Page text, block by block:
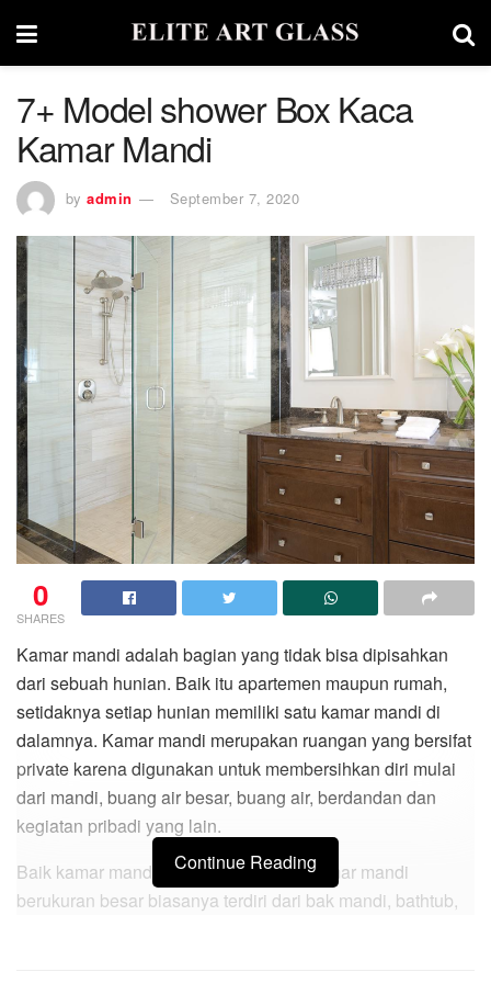
7+ Model shower Box Kaca
Kamar Mandi
by admin September 7, 2020
0
SHARES
Kamar mandi adalah bagian yang tidak bisa dipisahkan
dari sebuah hunian. Baik itu apartemen maupun rumah,
setidaknya setiap hunian memiliki satu kamar mandi di
dalamnya. Kamar mandi merupakan ruangan yang bersifat
private karena digunakan untuk membersihkan diri mulai
dari mandi, buang air besar, buang air, berdandan dan
kegiatan pribadi yang lain.
Baik kamar mandi minimalis maupun kamar mandi
berukuran besar biasanya terdiri dari bak mandi, bathtub,
Continue Reading